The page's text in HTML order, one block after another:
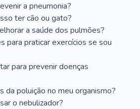
a pneumonia?
ter cão ou gato?
a saúde dos pulmões?
para praticar exercícios se sou
para prevenir doenças
da poluição no meu organismo?
o nebulizador?